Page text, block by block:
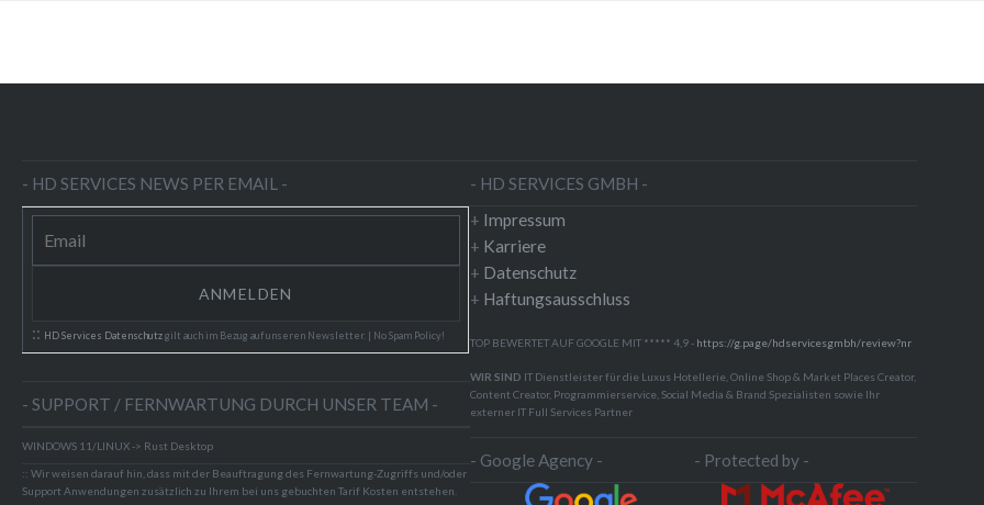
- HD SERVICES NEWS PER EMAIL -
:: HD Services Datenschutzgilt auch im Bezug auf unseren Newsletter. | No Spam Policy!
- SUPPORT / FERNWARTUNG DURCH UNSER TEAM -
WINDOWS 11/LINUX -> Rust Desktop
:: Wir weisen darauf hin, dass mit der Beauftragung des Fernwartung-Zugriffs und/oder
Support Anwendungen zusätzlich zu Ihrem bei uns gebuchten Tarif Kosten entstehen.
- HD SERVICES GMBH -
+ Impressum
+ Karriere
+ Datenschutz
+ Haftungsausschluss
TOP BEWERTET AUF GOOGLE MIT ***** 4,9 - https://g.page/hdservicesgmbh/review?nr
WIR SIND IT Dienstleister für die Luxus Hotellerie, Online Shop & Market Places Creator,
Content Creator, Programmierservice, Social Media & Brand Spezialisten sowie Ihr
externer IT Full Services Partner
- Google Agency - - Protected by -